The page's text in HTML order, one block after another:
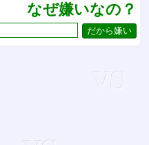
なぜ嫌いなの？